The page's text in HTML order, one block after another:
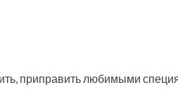
приправить любимыми